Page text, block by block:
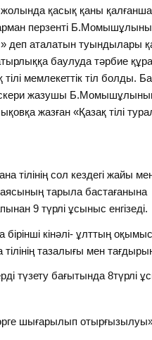
қасық қаны қалғанша
перзенті
деп аталатын туындылары
баулуда тәрбие
мемлекеттік тіл болды.
әскери жазушы
жазған «Қазақ тілі
сол кездегі жайы
тарыла бастағанына
9 түрлі ұсыныс енгізеді.
кінәлі- ұлттың
тазалығы мен
түзету бағытында 8түрлі
шығарылып